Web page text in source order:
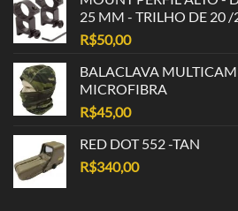
25 MM - TRILHO DE 20
R$50,00
BALACLAVA
MICROFIBRA
R$45,00
RED DOT 552 -TAN
R$340,00